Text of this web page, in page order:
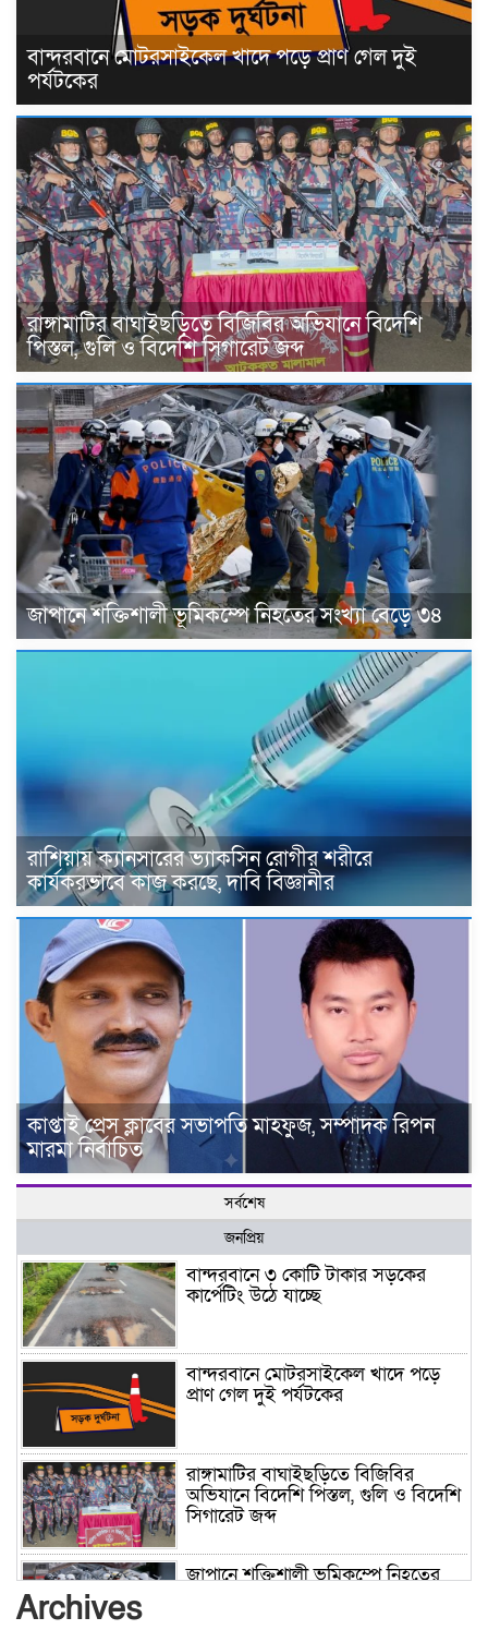
বান্দরবানে মোটরসাইকেল খাদে পড়ে প্রাণ গেল দুই
পর্যটকের
রাঙ্গামাটির বাঘাইছড়িতে বিজিবির অভিযানে বিদেশি
পিস্তল, গুলি ও বিদেশি সিগারেট জব্দ
জাপানে শক্তিশালী ভূমিকম্পে নিহতের সংখ্যা বেড়ে ৩৪
রাশিয়ায় ক্যানসারের ভ্যাকসিন রোগীর শরীরে
কার্যকরভাবে কাজ করছে, দাবি বিজ্ঞানীর
কাপ্তাই প্রেস ক্লাবের সভাপতি মাহফুজ, সম্পাদক রিপন
মারমা নির্বাচিত
সর্বশেষ
জনপ্রিয়
বান্দরবানে ৩ কোটি টাকার সড়কের
কার্পেটিং উঠে যাচ্ছে
বান্দরবানে মোটরসাইকেল খাদে পড়ে
প্রাণ গেল দুই পর্যটকের
রাঙ্গামাটির বাঘাইছড়িতে বিজিবির
অভিযানে বিদেশি পিস্তল, গুলি ও বিদেশি
সিগারেট জব্দ
জাপানে শক্তিশালী ভূমিকম্পে নিহতের
Archives